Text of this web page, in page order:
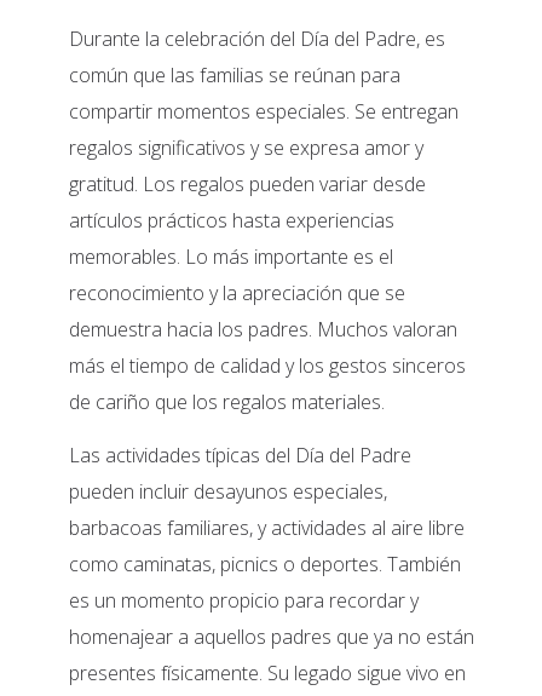
Durante la celebración del Día del Padre, es
común que las familias se reúnan para
compartir momentos especiales. Se entregan
regalos significativos y se expresa amor y
gratitud. Los regalos pueden variar desde
artículos prácticos hasta experiencias
memorables. Lo más importante es el
reconocimiento y la apreciación que se
demuestra hacia los padres. Muchos valoran
más el tiempo de calidad y los gestos sinceros
de cariño que los regalos materiales.
Las actividades típicas del Día del Padre
pueden incluir desayunos especiales,
barbacoas familiares, y actividades al aire libre
como caminatas, picnics o deportes. También
es un momento propicio para recordar y
homenajear a aquellos padres que ya no están
presentes físicamente. Su legado sigue vivo en